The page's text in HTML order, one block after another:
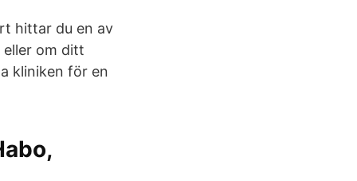
hittar du en av
om ditt
kliniken för en